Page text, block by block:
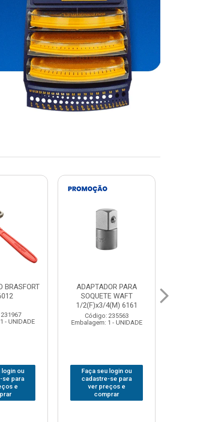
PARA
WAFT
- UNIDADE
login ou
se para
e
ABAJOUR LED
BRASFORT COB MESA
7844
Código: 310379
Embalagem: 1 - UNIDADE
Faça seu login ou
cadastre-se para
ver preços e
comprar